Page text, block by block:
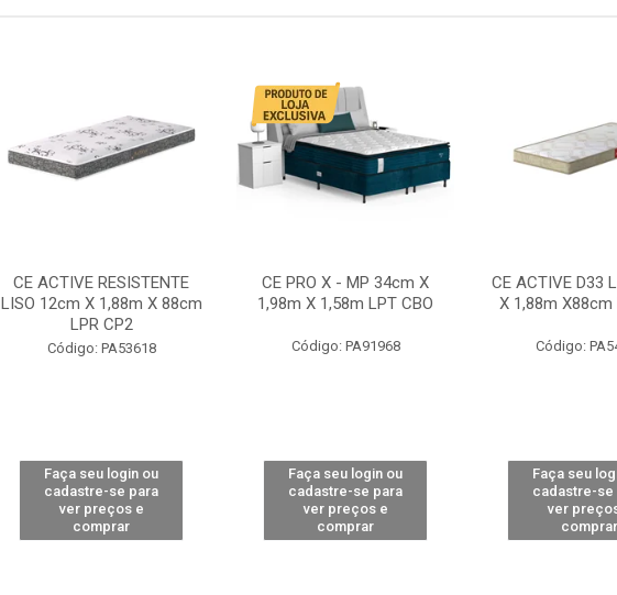
CE ACTIVE RESISTENTE
LISO 12cm X 1,88m X 88cm
LPR CP2
Código: PA53618
Faça seu login ou
cadastre-se para
ver preços e
comprar
CE PRO X - MP 34cm X
1,98m X 1,58m LPT CBO
Código: PA91968
Faça seu login ou
cadastre-se para
ver preços e
comprar
CE ACTIVE D33
X 1,88m X88cm
Código:
Faça seu
cadastre-se
ver
comprar